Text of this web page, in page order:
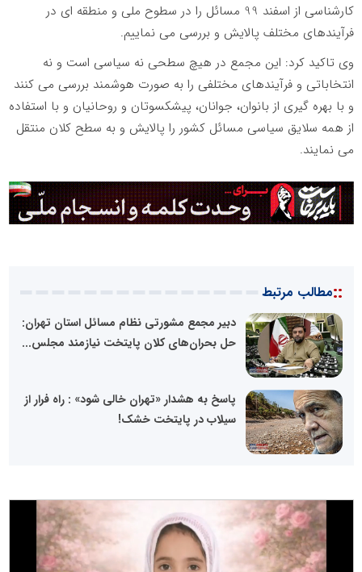
کارشناسی از اسفند 99 مسائل را در سطوح ملی و منطقه ای در
فرآیندهای مختلف پالایش و بررسی می نماییم.
وی تاکید کرد: این مجمع در هیچ سطحی نه سیاسی است و نه
انتخاباتی و فرآیندهای مختلفی را به صورت هوشمند بررسی می کنند
و با بهره گیری از بانوان، جوانان، پیشکسوتان و روحانیان و با استفاده
از همه سلایق سیاسی مسائل کشور را پالایش و به سطح کلان منتقل
می نمایند.
::مطالب مرتبط
دبیر مجمع مشورتی نظام مسائل استان تهران:
حل بحران‌های کلان پایتخت نیازمند مجلس...
پاسخ به هشدار «تهران خالی شود» : راه فرار از
سیلاب در پایتخت خشک!